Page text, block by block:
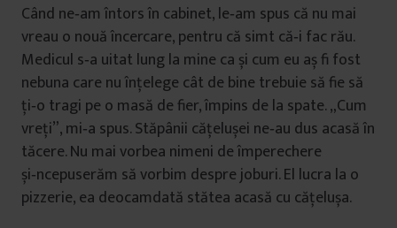
Când ne‑am întors în cabinet, le‑am spus că nu mai
vreau o nouă încercare, pentru că simt că‑i fac rău.
Medicul s‑a uitat lung la mine ca și cum eu aș fi fost
nebuna care nu înțelege cât de bine trebuie să fie să
ți‑o tragi pe o masă de fier, împins de la spate. „Cum
vreți”, mi‑a spus. Stăpânii cățelușei ne‑au dus acasă în
tăcere. Nu mai vorbea nimeni de împerechere
și‑ncepuserăm să vorbim despre joburi. El lucra la o
pizzerie, ea deocamdată stătea acasă cu cățelușa.